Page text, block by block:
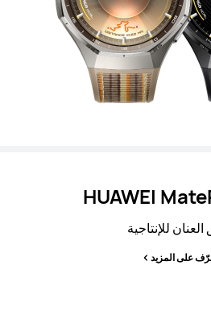
HUAWEI
للإنتاجية
على المزيد